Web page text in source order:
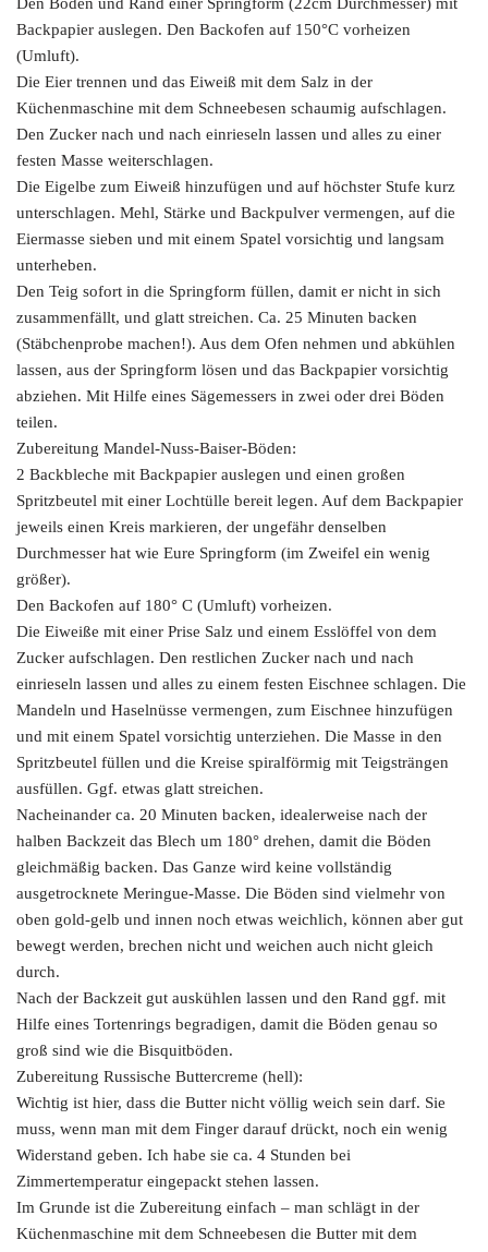
Backpapier auslegen. Den Backofen auf 150°C vorheizen
(Umluft).
Die Eier trennen und das Eiweiß mit dem Salz in der
Küchenmaschine mit dem Schneebesen schaumig aufschlagen.
Den Zucker nach und nach einrieseln lassen und alles zu einer
festen Masse weiterschlagen.
Die Eigelbe zum Eiweiß hinzufügen und auf höchster Stufe kurz
unterschlagen. Mehl, Stärke und Backpulver vermengen, auf die
Eiermasse sieben und mit einem Spatel vorsichtig und langsam
unterheben.
Den Teig sofort in die Springform füllen, damit er nicht in sich
zusammenfällt, und glatt streichen. Ca. 25 Minuten backen
(Stäbchenprobe machen!). Aus dem Ofen nehmen und abkühlen
lassen, aus der Springform lösen und das Backpapier vorsichtig
abziehen. Mit Hilfe eines Sägemessers in zwei oder drei Böden
teilen.
Zubereitung Mandel-Nuss-Baiser-Böden:
2 Backbleche mit Backpapier auslegen und einen großen
Spritzbeutel mit einer Lochtülle bereit legen. Auf dem Backpapier
jeweils einen Kreis markieren, der ungefähr denselben
Durchmesser hat wie Eure Springform (im Zweifel ein wenig
größer).
Den Backofen auf 180° C (Umluft) vorheizen.
Die Eiweiße mit einer Prise Salz und einem Esslöffel von dem
Zucker aufschlagen. Den restlichen Zucker nach und nach
einrieseln lassen und alles zu einem festen Eischnee schlagen. Die
Mandeln und Haselnüsse vermengen, zum Eischnee hinzufügen
und mit einem Spatel vorsichtig unterziehen. Die Masse in den
Spritzbeutel füllen und die Kreise spiralförmig mit Teigsträngen
ausfüllen. Ggf. etwas glatt streichen.
Nacheinander ca. 20 Minuten backen, idealerweise nach der
halben Backzeit das Blech um 180° drehen, damit die Böden
gleichmäßig backen. Das Ganze wird keine vollständig
ausgetrocknete Meringue-Masse. Die Böden sind vielmehr von
oben gold-gelb und innen noch etwas weichlich, können aber gut
bewegt werden, brechen nicht und weichen auch nicht gleich
durch.
Nach der Backzeit gut auskühlen lassen und den Rand ggf. mit
Hilfe eines Tortenrings begradigen, damit die Böden genau so
groß sind wie die Bisquitböden.
Zubereitung Russische Buttercreme (hell):
Wichtig ist hier, dass die Butter nicht völlig weich sein darf. Sie
muss, wenn man mit dem Finger darauf drückt, noch ein wenig
Widerstand geben. Ich habe sie ca. 4 Stunden bei
Zimmertemperatur eingepackt stehen lassen.
Im Grunde ist die Zubereitung einfach – man schlägt in der
Küchenmaschine mit dem Schneebesen die Butter mit dem